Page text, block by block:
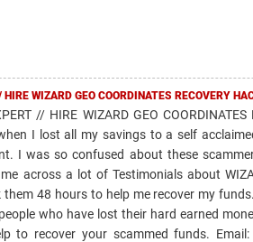
WIZARD GEO COORDINATES RECOVERY
// HIRE WIZARD GEO
I lost all my savings to a self
I was so confused about these
across a lot of Testimonials about
48 hours to help me recover my
who have lost their hard earned
recover your scammed funds. Email: